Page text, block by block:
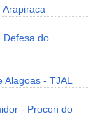
Arapiraca
Defesa do
Alagoas - TJAL
- Procon do